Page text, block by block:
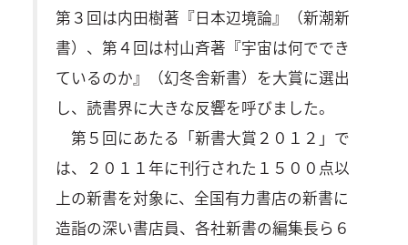
第３回は内田樹著『日本辺境論』（新潮新
書）、第４回は村山斉著『宇宙は何ででき
ているのか』（幻冬舎新書）を大賞に選出
し、読書界に大きな反響を呼びました。
第５回にあたる「新書大賞２０１２」で
は、２０１１年に刊行された１５００点以
上の新書を対象に、全国有力書店の新書に
造詣の深い書店員、各社新書の編集長ら６